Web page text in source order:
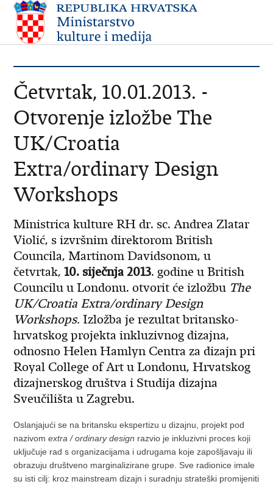
Četvrtak, 10.01.2013. -
Otvorenje izložbe The
UK/Croatia
Extra/ordinary Design
Workshops
Ministrica kulture RH dr. sc. Andrea Zlatar
Violić, s izvršnim direktorom British
Councila, Martinom Davidsonom, u
četvrtak,10. siječnja 2013. godine u British
Councilu u Londonu. otvorit će izložbu The
UK/Croatia Extra/ordinary Design
Workshops.Izložba je rezultat britansko-
hrvatskog projekta inkluzivnog dizajna,
odnosno Helen Hamlyn Centra za dizajn pri
Royal College of Art u Londonu, Hrvatskog
dizajnerskog društva i Studija dizajna
Sveučilišta u Zagrebu.
Oslanjajući se na britansku ekspertizu u dizajnu, projekt pod
nazivomextra / ordinary design razvio je inkluzivni proces koji
uključuje rad s organizacijama i udrugama koje zapošljavaju ili
obrazuju društveno marginalizirane grupe. Sve radionice imale
su isti cilj: kroz mainstream dizajn i suradnju strateški promijeniti